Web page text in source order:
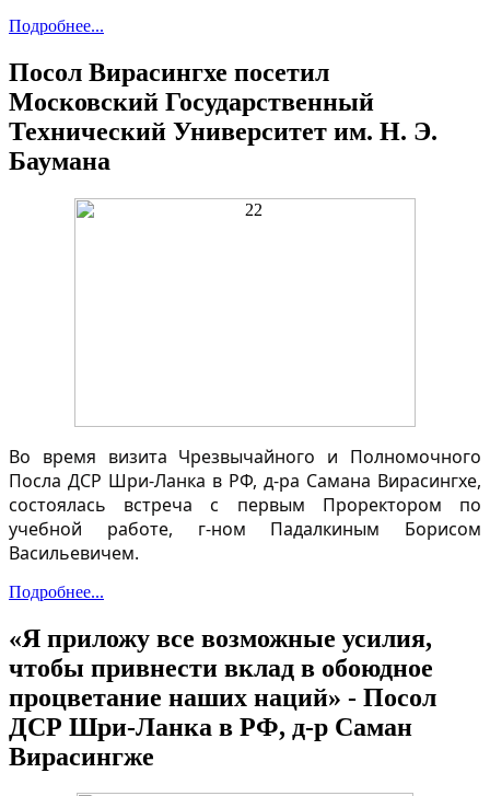
Подробнее...
Посол Вирасингхе посетил
Московский Государственный
Технический Университет им. Н. Э.
Баумана
Во время визита Чрезвычайного и Полномочного
Посла ДСР Шри-Ланка в РФ, д-ра Самана Вирасингхе,
состоялась встреча с первым Проректором по
учебной работе, г-ном Падалкиным Борисом
Васильевичем.
Подробнее...
«Я приложу все возможные усилия,
чтобы привнести вклад в обоюдное
процветание наших наций» - Посол
ДСР Шри-Ланка в РФ, д-р Саман
Вирасингже